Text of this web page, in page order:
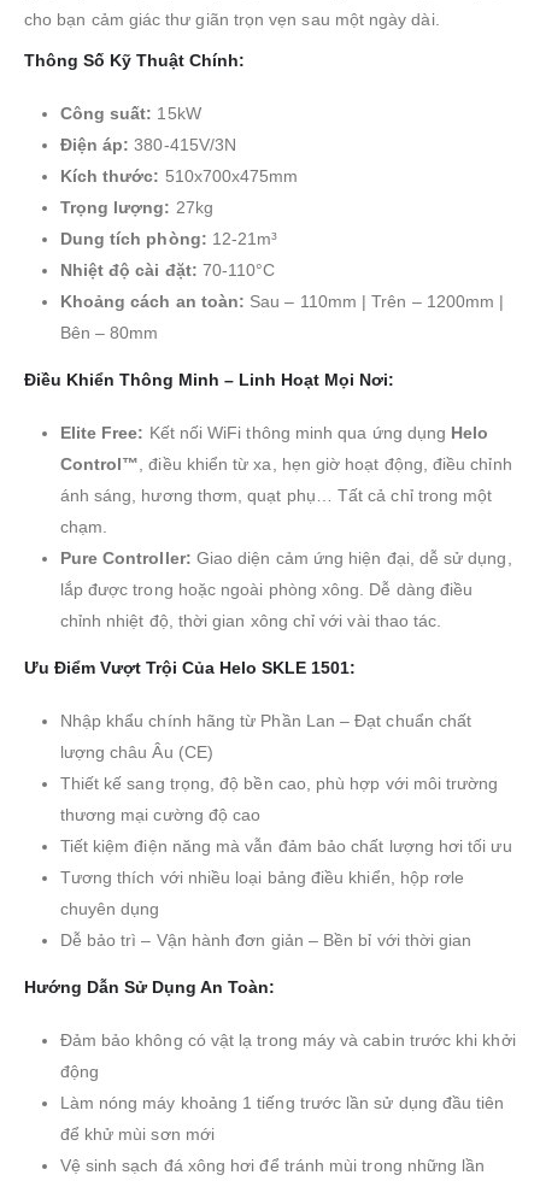
cho bạn cảm giác thư giãn trọn vẹn sau một ngày dài.
Thông Số Kỹ Thuật Chính:
Công suất: 15kW
Điện áp: 380-415V/3N
Kích thước: 510x700x475mm
Trọng lượng: 27kg
Dung tích phòng: 12-21m³
Nhiệt độ cài đặt: 70-110°C
Khoảng cách an toàn: Sau – 110mm | Trên – 1200mm |
Bên – 80mm
Điều Khiển Thông Minh – Linh Hoạt Mọi Nơi:
Elite Free: Kết nối WiFi thông minh qua ứng dụng Helo
Control™, điều khiển từ xa, hẹn giờ hoạt động, điều chỉnh
ánh sáng, hương thơm, quạt phụ… Tất cả chỉ trong một
chạm.
Pure Controller: Giao diện cảm ứng hiện đại, dễ sử dụng,
lắp được trong hoặc ngoài phòng xông. Dễ dàng điều
chỉnh nhiệt độ, thời gian xông chỉ với vài thao tác.
Ưu Điểm Vượt Trội Của Helo SKLE 1501:
Nhập khẩu chính hãng từ Phần Lan – Đạt chuẩn chất
lượng châu Âu (CE)
Thiết kế sang trọng, độ bền cao, phù hợp với môi trường
thương mại cường độ cao
Tiết kiệm điện năng mà vẫn đảm bảo chất lượng hơi tối ưu
Tương thích với nhiều loại bảng điều khiển, hộp rơle
chuyên dụng
Dễ bảo trì – Vận hành đơn giản – Bền bỉ với thời gian
Hướng Dẫn Sử Dụng An Toàn:
Đảm bảo không có vật lạ trong máy và cabin trước khi khởi
động
Làm nóng máy khoảng 1 tiếng trước lần sử dụng đầu tiên
để khử mùi sơn mới
Vệ sinh sạch đá xông hơi để tránh mùi trong những lần